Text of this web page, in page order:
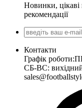
Новинки, цікаві
рекомендації
Контакти
Графік роботи:
СБ-ВС: